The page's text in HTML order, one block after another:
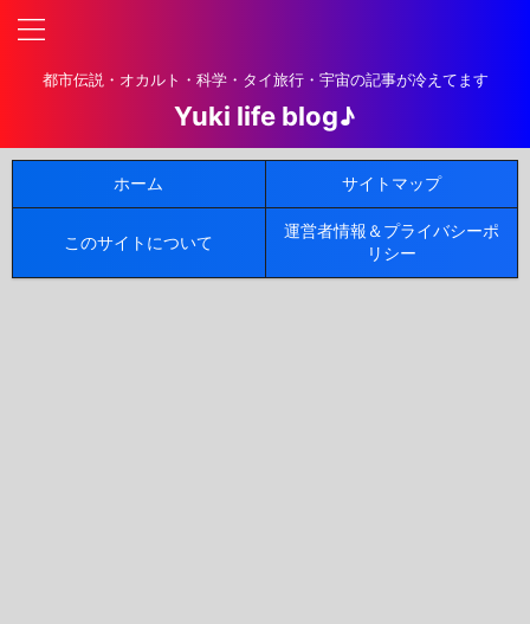
都市伝説・オカルト・科学・タイ旅行・宇宙の記事が冷えてます
Yuki life blog♪
ホーム サイトマップ
このサイトについて
運営者情報＆プライバシーポ
リシー